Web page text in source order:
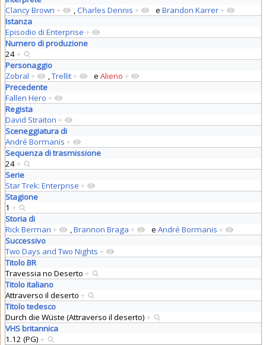
Clancy Brown + ,Charles Dennis + e Brandon Karrer+
Istanza
Episodio di Enterprise +
Numero di produzione
24+
Personaggio
Zobral + ,Trellit+ e Alieno +
Precedente
Fallen Hero +
Regista
David Straiton +
Sceneggiatura di
André Bormanis +
Sequenza di trasmissione
24+
Serie
Star Trek: Enterprise +
Stagione
1 +
Storia di
Rick Berman + ,Brannon Braga + e André Bormanis +
Successivo
Two Days and Two Nights +
Titolo BR
Travessia no Deserto +
Titolo italiano
Attraverso il deserto +
Titolo tedesco
Durch die Wüste (Attraverso il deserto) +
VHS britannica
1.12 (PG) +